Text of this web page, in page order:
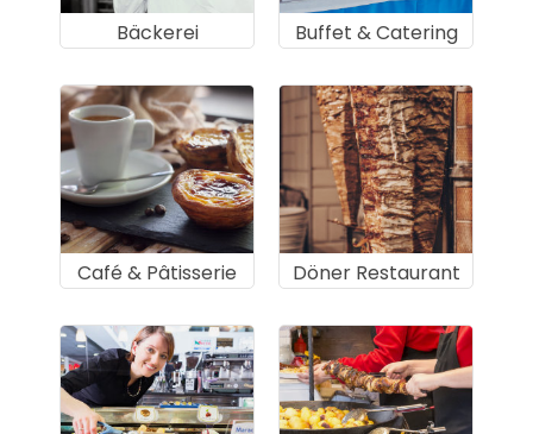
Bäckerei Buffet & Catering
Café & Pâtisserie Döner Restaurant